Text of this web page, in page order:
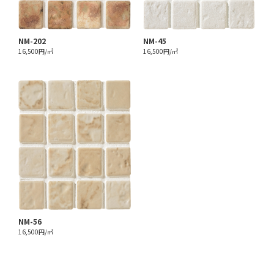
NM-202
16,500円/㎡
NM-45
16,500円/㎡
NM-56
16,500円/㎡